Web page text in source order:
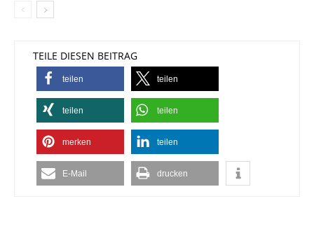
TEILE DIESEN BEITRAG
teilen teilen
teilen teilen
merken teilen
E-Mail drucken